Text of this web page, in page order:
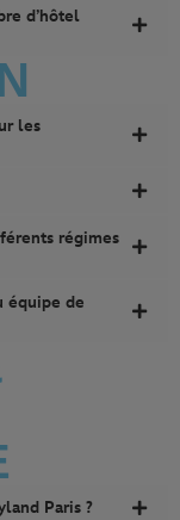
d’hôtel
les
régimes
équipe de
Paris ?